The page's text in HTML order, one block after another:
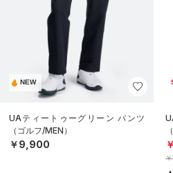
NEW
UAティートゥーグリーン パンツ
（ゴルフ/MEN）
￥9,900